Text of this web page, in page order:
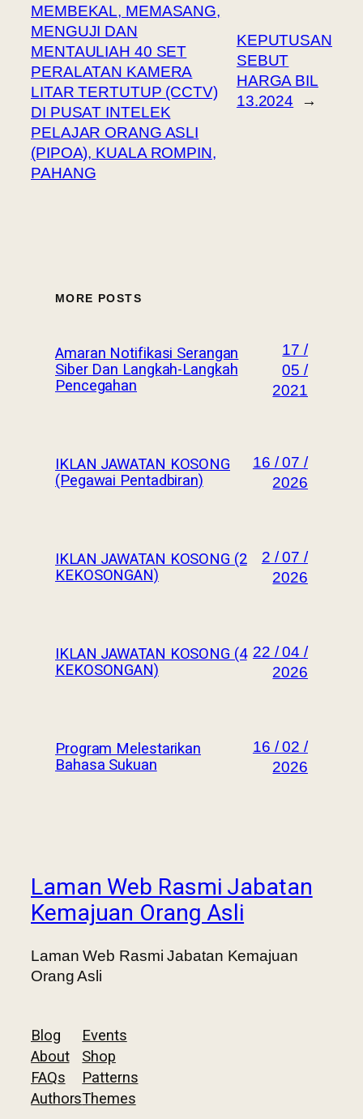
MEMBEKAL, MEMASANG,
MENGUJI DAN
MENTAULIAH 40 SET
PERALATAN KAMERA
LITAR TERTUTUP (CCTV)
DI PUSAT INTELEK
PELAJAR ORANG ASLI
(PIPOA), KUALA ROMPIN,
PAHANG
KEPUTUSAN
SEBUT
HARGA BIL
13.2024
→
MORE POSTS
Amaran Notifikasi Serangan
Siber Dan Langkah-Langkah
Pencegahan
17 /
05 /
2021
IKLAN JAWATAN KOSONG
(Pegawai Pentadbiran)
16 / 07 /
2026
IKLAN JAWATAN KOSONG (2
KEKOSONGAN)
2 / 07 /
2026
IKLAN JAWATAN KOSONG (4
KEKOSONGAN)
22 / 04 /
2026
Program Melestarikan
Bahasa Sukuan
16 / 02 /
2026
Laman Web Rasmi Jabatan
Kemajuan Orang Asli
Laman Web Rasmi Jabatan Kemajuan
Orang Asli
Blog
About
FAQs
Authors
Events
Shop
Patterns
Themes